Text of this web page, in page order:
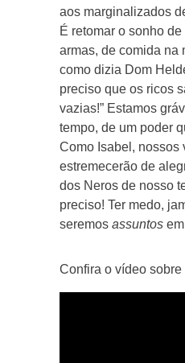
aos marginalizados
É retomar o sonho
armas, de comida na
como dizia Dom
preciso que os ricos
vazias!” Estamos
tempo, de um poder
Como Isabel, nossos
estremecerão de
dos Neros de nosso
preciso! Ter medo,
seremos assuntos
Confira o vídeo sobre